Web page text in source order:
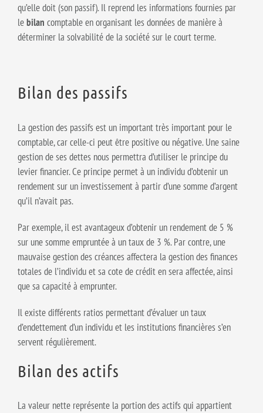
qu’elle doit (son passif). Il reprend les informations fournies par
lebilan comptable en organisant les données de manière à
déterminer la solvabilité de la société sur le court terme.
Bilan des passifs
La gestion des passifs est un important très important pour le
comptable, car celle-ci peut être positive ou négative. Une saine
gestion de ses dettes nous permettra d’utiliser le principe du
levier financier. Ce principe permet à un individu d’obtenir un
rendement sur un investissement à partir d’une somme d’argent
qu’il n’avait pas.
Par exemple, il est avantageux d’obtenir un rendement de 5 %
sur une somme empruntée à un taux de 3 %. Par contre, une
mauvaise gestion des créances affectera la gestion des finances
totales de l’individu et sa cote de crédit en sera affectée, ainsi
que sa capacité à emprunter.
Il existe différents ratios permettant d’évaluer un taux
d’endettement d’un individu et les institutions financières s’en
servent régulièrement.
Bilan des actifs
La valeur nette représente la portion des actifs qui appartient